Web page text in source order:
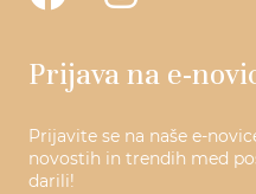
Prijava na e-
Prijavite se na naše e-
novostih in trendih med
darili!